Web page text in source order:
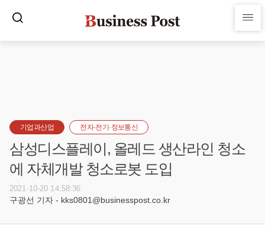
기업과산업 전자·전기·정보통신
삼성디스플레이, 올레드 생산라인 청소
에 자체개발 청소로봇 도입
2021-10-20 14:58:36
구광선 기자 - kks0801@businesspost.co.kr